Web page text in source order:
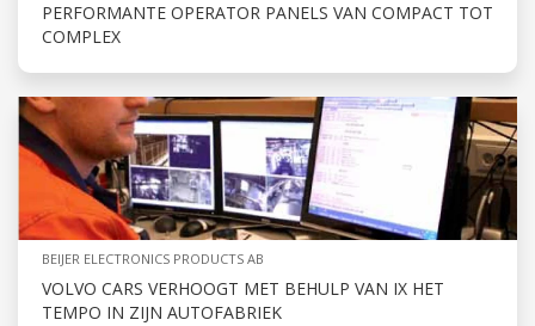
PERFORMANTE OPERATOR PANELS VAN COMPACT TOT
COMPLEX
BEIJER ELECTRONICS PRODUCTS AB
VOLVO CARS VERHOOGT MET BEHULP VAN IX HET
TEMPO IN ZIJN AUTOFABRIEK